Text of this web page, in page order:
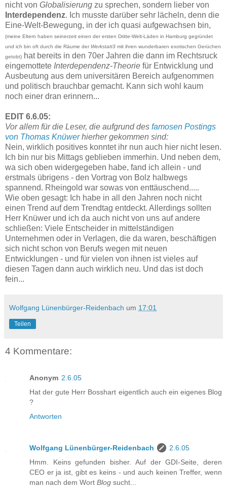
nicht von Globalisierung zu sprechen, sondern lieber von
Interdependenz. Ich musste darüber sehr lächeln, denn die
Eine-Welt-Bewegung, in der ich quasi aufgewachsen bin,
(meine Eltern haben seinerzeit einen der ersten Dritte-Welt-Läden in Hamburg gegründet
und ich bin oft durch die Räume der Werkstatt3 mit ihren wunderbaren exotischen Gerüchen
getobt) hat bereits in den 70er Jahren die dann im Rechtsruck
eingemottete Interdependenz-Theorie für Entwicklung und
Ausbeutung aus dem universitären Bereich aufgenommen
und politisch brauchbar gemacht. Kann sich wohl kaum
noch einer dran erinnern...
EDIT 6.6.05:
Vor allem für die Leser, die aufgrund des famosen Postings
von Thomas Knüwerhierher gekommen sind:
Nein, wirklich positives konntet ihr nun auch hier nicht lesen.
Ich bin nur bis Mittags geblieben immerhin. Und neben dem,
wa sich oben widergegeben habe, fand ich allein - und
erstmals übrigens - den Vortrag von Bolz halbwegs
spannend. Rheingold war sowas von enttäuschend.....
Wie oben gesagt: Ich habe in all den Jahren noch nicht
einen Trend auf dem Trendtag entdeckt. Allerdings sollten
Herr Knüwer und ich da auch nicht von uns auf andere
schließen: Viele Entscheider in mittelständigen
Unternehmen oder in Verlagen, die da waren, beschäftigen
sich nicht schon von Berufs wegen mit neuen
Entwicklungen - und für vielen von ihnen ist vieles auf
diesen Tagen dann auch wirklich neu. Und das ist doch
fein...
Wolfgang Lünenbürger-Reidenbach um 17:01
Teilen
4 Kommentare:
Anonym 2.6.05
Hat der gute Herr Bosshart eigentlich auch ein eigenes Blog
?
Antworten
Wolfgang Lünenbürger-Reidenbach
2.6.05
Hmm. Keins gefunden bisher. Auf der GDI-Seite, deren
CEO er ja ist, gibt es keins - und auch keinen Treffer, wenn
man nach dem Wort Blog sucht...